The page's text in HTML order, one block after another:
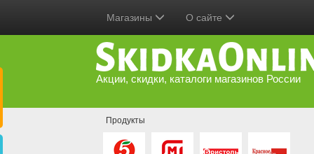
Магазины О сайте
Акции, скидки, каталоги магазинов России
Продукты